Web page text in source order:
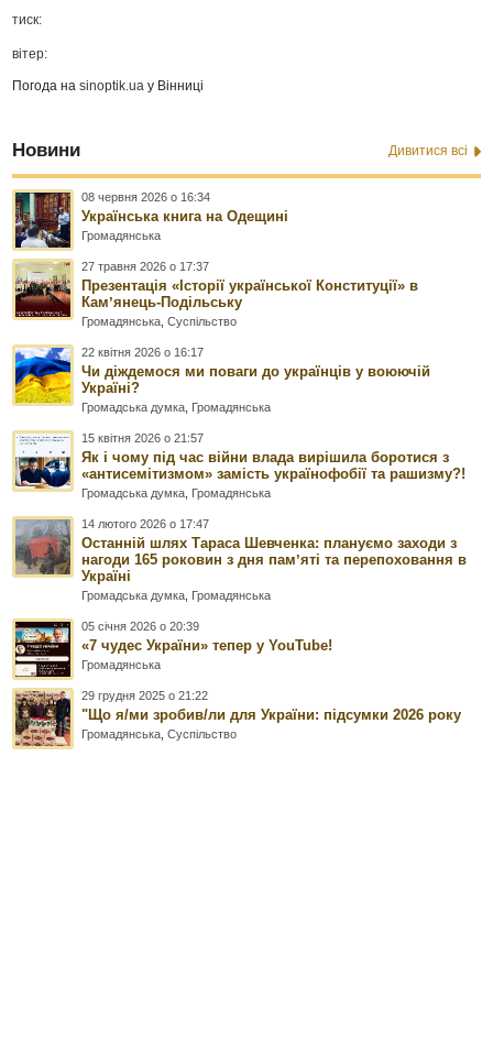
тиск:
вітер:
Погода наsinoptik.ua у Вінниці
Новини Дивитися всі
08 червня 2026 о 16:34
Українська книга на Одещині
Громадянська
27 травня 2026 о 17:37
Презентація «Історії української Конституції» в
Камʼянець-Подільську
Громадянська ,Суспільство
22 квітня 2026 о 16:17
Чи діждемося ми поваги до українців у воюючій
Україні?
Громадська думка Громадянська
15 квітня 2026 о 21:57
Як і чому під час війни влада вирішила боротися з
«антисемітизмом» замість українофобії та рашизму?!
Громадська думка Громадянська
14 лютого 2026 о 17:47
Останній шлях Тараса Шевченка: плануємо заходи з
нагоди 165 роковин з дня памʼяті та перепоховання в
Україні
Громадська думка Громадянська
05 січня 2026 о 20:39
«7 чудес України» тепер у YouTube!
Громадянська
29 грудня 2025 о 21:22
"Що я/ми зробив/ли для України: підсумки 2026 року
Громадянська ,Суспільство